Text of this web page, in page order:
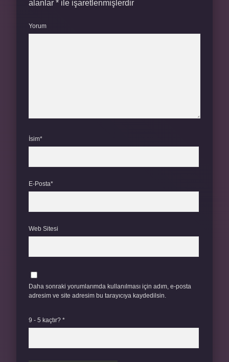
alanlar * ile işaretlenmişlerdir
Yorum
İsim*
E-Posta*
Web Sitesi
Daha sonraki yorumlarımda kullanılması için adım, e-posta
adresim ve site adresim bu tarayıcıya kaydedilsin.
9 - 5 kaçtır? *